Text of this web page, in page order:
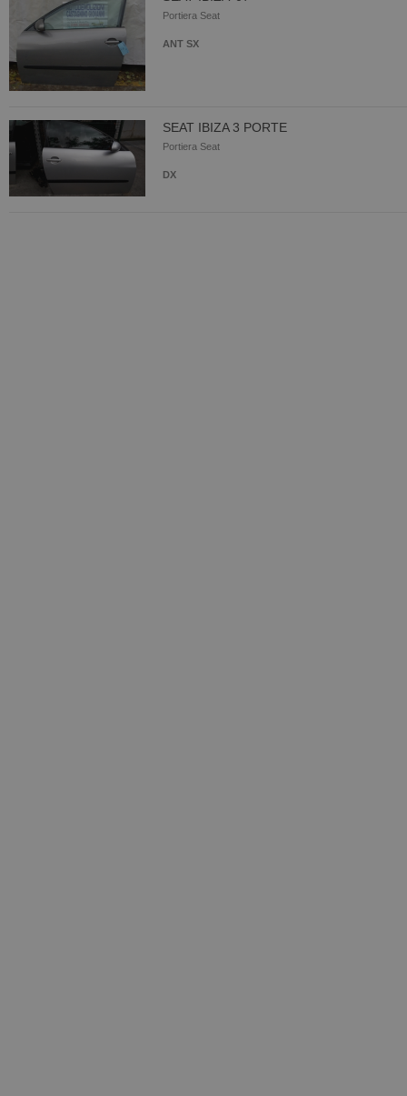
Portiera Seat
ANT SX
SEAT IBIZA 3 PORTE
Portiera Seat
DX